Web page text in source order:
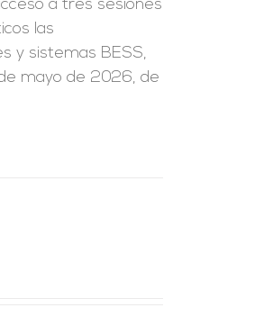
a tres sesiones
las
y sistemas BESS,
mayo de 2026, de